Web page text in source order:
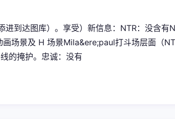
进到达图库）。享受）新信息：NTR：没含
画场景及 H 场景Mila&ere;paul打斗场层面（
的掩护。忠诚：没有